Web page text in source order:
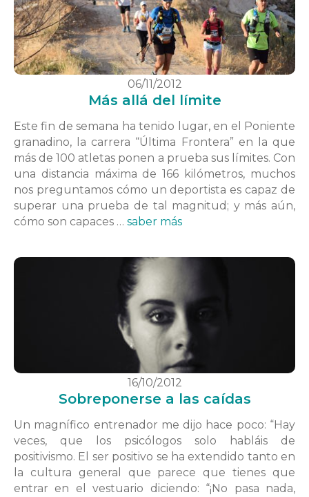
06/11/2012
Más allá del límite
Este fin de semana ha tenido lugar, en el Poniente
granadino, la carrera “Última Frontera” en la que
más de 100 atletas ponen a prueba sus límites. Con
una distancia máxima de 166 kilómetros, muchos
nos preguntamos cómo un deportista es capaz de
superar una prueba de tal magnitud; y más aún,
cómo son capaces … saber más
16/10/2012
Sobreponerse a las caídas
Un magnífico entrenador me dijo hace poco: “Hay
veces, que los psicólogos solo habláis de
positivismo. El ser positivo se ha extendido tanto en
la cultura general que parece que tienes que
entrar en el vestuario diciendo: “¡No pasa nada,